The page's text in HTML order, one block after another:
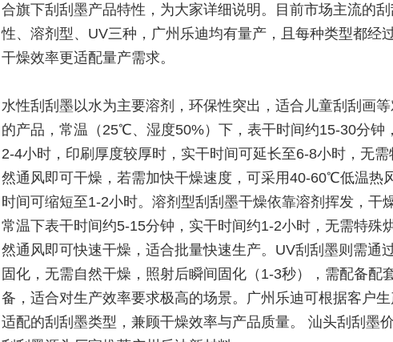
合旗下刮刮墨产品特性，为大家详细说明。目前市场主流的
性、溶剂型、UV三种，广州乐迪均有量产，且每种类型都经
干燥效率更适配量产需求。
水性刮刮墨以水为主要溶剂，环保性突出，适合儿童刮刮画
的产品，常温（25℃、湿度50%）下，表干时间约15-30分钟
2-4小时，印刷厚度较厚时，实干时间可延长至6-8小时，无需
然通风即可干燥，若需加快干燥速度，可采用40-60℃低温热
时间可缩短至1-2小时。溶剂型刮刮墨干燥依靠溶剂挥发，干
常温下表干时间约5-15分钟，实干时间约1-2小时，无需特殊
然通风即可快速干燥，适合批量快速生产。UV刮刮墨则需通
固化，无需自然干燥，照射后瞬间固化（1-3秒），需配备配
备，适合对生产效率要求极高的场景。广州乐迪可根据客户
适配的刮刮墨类型，兼顾干燥效率与产品质量。 汕头刮刮墨